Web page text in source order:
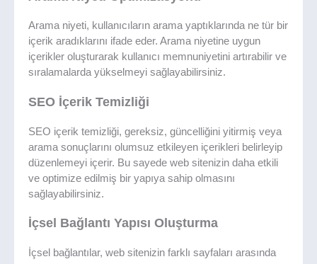
Arama niyeti, kullanıcıların arama yaptıklarında ne tür bir
içerik aradıklarını ifade eder. Arama niyetine uygun
içerikler oluşturarak kullanıcı memnuniyetini artırabilir ve
sıralamalarda yükselmeyi sağlayabilirsiniz.
SEO İçerik Temizliği
SEO içerik temizliği, gereksiz, güncelliğini yitirmiş veya
arama sonuçlarını olumsuz etkileyen içerikleri belirleyip
düzenlemeyi içerir. Bu sayede web sitenizin daha etkili
ve optimize edilmiş bir yapıya sahip olmasını
sağlayabilirsiniz.
İçsel Bağlantı Yapısı Oluşturma
İçsel bağlantılar, web sitenizin farklı sayfaları arasında